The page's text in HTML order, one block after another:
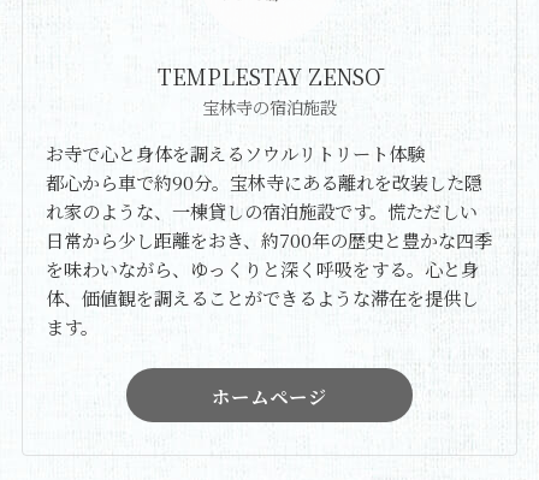
TEMPLESTAY ZENSŌ
宝林寺の宿泊施設
お寺で心と身体を調えるソウルリトリート体験
都心から車で約90分。宝林寺にある離れを改装した隠
れ家のような、一棟貸しの宿泊施設です。慌ただしい
日常から少し距離をおき、約700年の歴史と豊かな四季
を味わいながら、ゆっくりと深く呼吸をする。心と身
体、価値観を調えることができるような滞在を提供し
ます。
ホームページ